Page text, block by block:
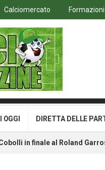
Calciomercato
DIRETTA DELLE
in finale al Roland